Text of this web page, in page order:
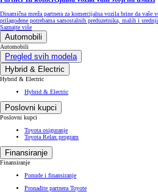
Dinamična mreža partnera za komercijalna vozila brine da
prilagođene potrebama samostalnih preduzetnika, malih i
Saznajte više
Automobili
Automobili
Pregled svih modela
Hybrid & Electric
Hybrid & Electric
Hybrid & Electric
Poslovni kupci
Poslovni kupci
Toyota osiguranje
Toyota Relax program
Finansiranje
Finansiranje
Ponude i finansiranje
Pronađite partnera Toyote